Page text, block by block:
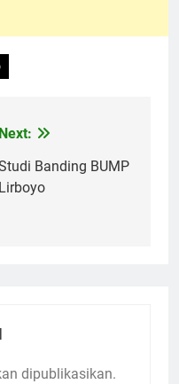
Next:
Banding BUMP
Lirboyo
dipublikasikan.